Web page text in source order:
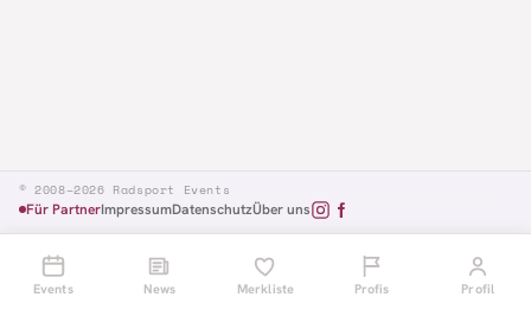
© 2008–2026 Radsport Events
Für PartnerImpressumDatenschutzÜber uns
Events News Merkliste Profis Profil